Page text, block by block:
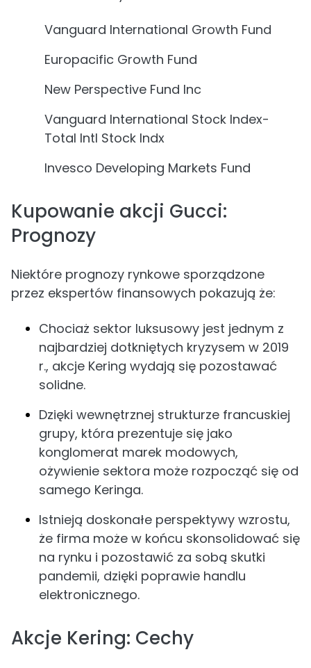
Vanguard International Growth Fund
Europacific Growth Fund
New Perspective Fund Inc
Vanguard International Stock Index-
Total Intl Stock Indx
Invesco Developing Markets Fund
Kupowanie akcji Gucci:
Prognozy
Niektóre prognozy rynkowe sporządzone
przez ekspertów finansowych pokazują że:
Chociaż sektor luksusowy jest jednym z
najbardziej dotkniętych kryzysem w 2019
r., akcje Kering wydają się pozostawać
solidne.
Dzięki wewnętrznej strukturze francuskiej
grupy, która prezentuje się jako
konglomerat marek modowych,
ożywienie sektora może rozpocząć się od
samego Keringa.
Istnieją doskonałe perspektywy wzrostu,
że firma może w końcu skonsolidować się
na rynku i pozostawić za sobą skutki
pandemii, dzięki poprawie handlu
elektronicznego.
Akcje Kering: Cechy